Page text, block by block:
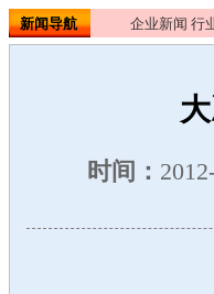
新闻导航 企业新闻 行
时间：